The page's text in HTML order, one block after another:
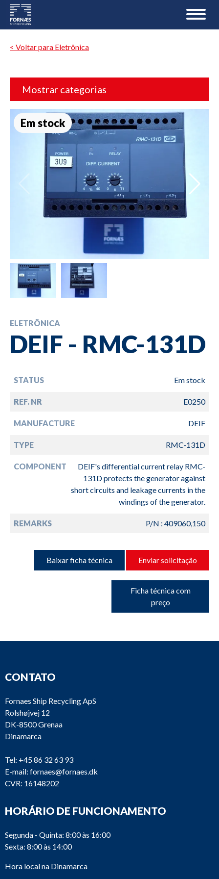
< Voltar para Eletrônica
Mostrar categorias
Em stock
ELETRÔNICA
DEIF - RMC-131D
STATUS Em stock
REF. NR E0250
MANUFACTURE DEIF
TYPE RMC-131D
COMPONENT
DEIF's differential current relay RMC-
131D protects the generator against
short circuits and leakage currents in the
windings of the generator.
REMARKS P/N : 409060,150
Baixar ficha técnica Enviar solicitação
Ficha técnica com
preço
CONTATO
Fornaes Ship Recycling ApS
Rolshøjvej 12
DK-8500 Grenaa
Dinamarca
Tel: +45 86 32 63 93
E-mail: fornaes@fornaes.dk
CVR: 16148202
HORÁRIO DE FUNCIONAMENTO
Segunda - Quinta: 8:00 às 16:00
Sexta: 8:00 às 14:00
Hora local na Dinamarca